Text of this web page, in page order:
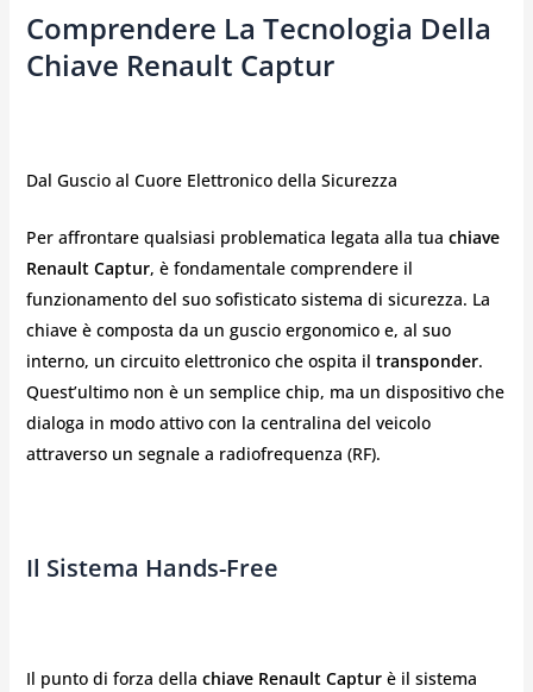
Comprendere La Tecnologia Della
Chiave Renault Captur
Dal Guscio al Cuore Elettronico della Sicurezza
Per affrontare qualsiasi problematica legata alla tua chiave
Renault Captur, è fondamentale comprendere il
funzionamento del suo sofisticato sistema di sicurezza. La
chiave è composta da un guscio ergonomico e, al suo
interno, un circuito elettronico che ospita il transponder.
Quest’ultimo non è un semplice chip, ma un dispositivo che
dialoga in modo attivo con la centralina del veicolo
attraverso un segnale a radiofrequenza (RF).
Il Sistema Hands-Free
Il punto di forza della chiave Renault Capturè il sistema